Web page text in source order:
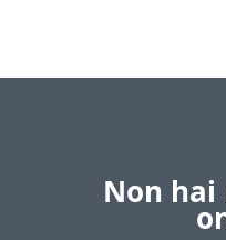
Non